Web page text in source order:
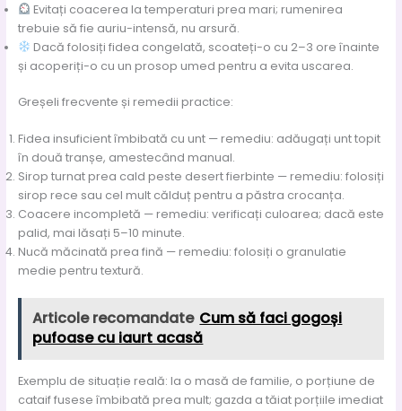
Evitați coacerea la temperaturi prea mari; rumenirea
trebuie să fie auriu-intensă, nu arsură.
Dacă folosiți fidea congelată, scoateți-o cu 2–3 ore înainte
și acoperiți-o cu un prosop umed pentru a evita uscarea.
Greșeli frecvente și remedii practice:
Fidea insuficient îmbibată cu unt — remediu: adăugați unt topit
în două tranșe, amestecând manual.
Sirop turnat prea cald peste desert fierbinte — remediu: folosiți
sirop rece sau cel mult călduț pentru a păstra crocanța.
Coacere incompletă — remediu: verificați culoarea; dacă este
palid, mai lăsați 5–10 minute.
Nucă măcinată prea fină — remediu: folosiți o granulatie
medie pentru textură.
Articole recomandate Cum să faci gogoși
pufoase cu iaurt acasă
Exemplu de situație reală: la o masă de familie, o porțiune de
cataif fusese îmbibată prea mult; gazda a tăiat porțiile imediat